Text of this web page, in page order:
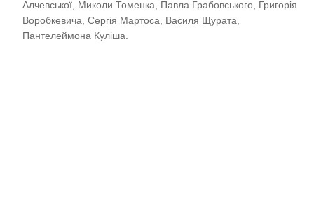
Алчевської, Миколи Томенка, Павла Грабовського, Григорія
Воробкевича, Сергія Мартоса, Василя Щурата,
Пантелеймона Куліша.